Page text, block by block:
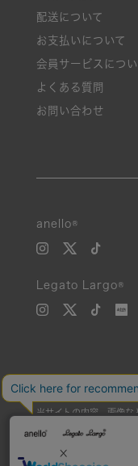
新着
SALE
カラー
性別
配送について
お支払いについて
会員サービスについ
よくある質問
お問い合わせ
anello®
Legato Largo®
当サイトの内容、画像な
Unauthorized